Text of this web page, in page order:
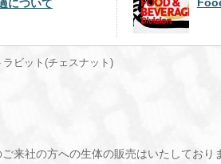
ビット(チェスナット)
来社の方への生体の販売はいたしており